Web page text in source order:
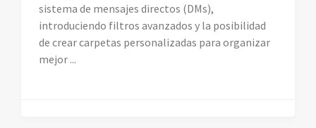
sistema de mensajes directos (DMs),
introduciendo filtros avanzados y la posibilidad
de crear carpetas personalizadas para organizar
mejor ...